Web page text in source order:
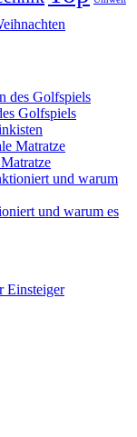
Golfspiels
und warum es
Einsteiger